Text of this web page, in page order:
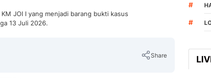
JOI I yang menjadi barang bukti kasus
13 Juli 2026.
Share
#
#